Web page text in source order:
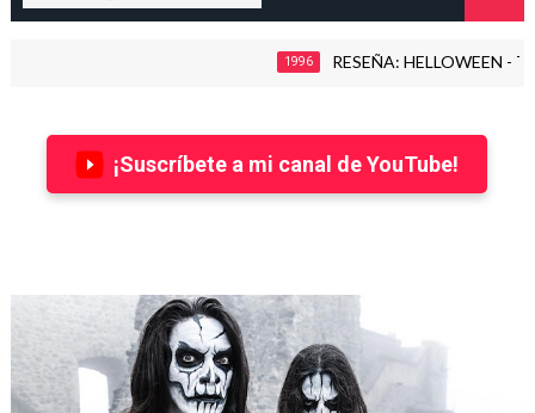
RESEÑA: HELLOWEEN - THE
¡Suscríbete a mi canal de YouTube!